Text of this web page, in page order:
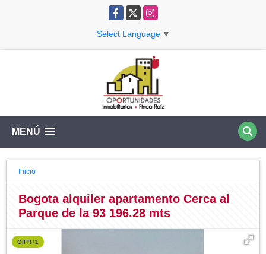
Facebook
X Instagram
Select Language ▼
MENÚ
Inicio
Bogota alquiler apartamento Cerca al
Parque de la 93 196.28 mts
OIFR+1